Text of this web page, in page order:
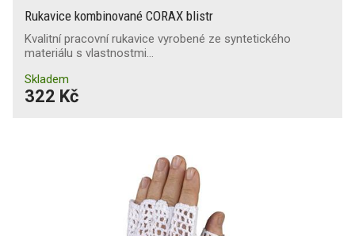
Rukavice kombinované CORAX blistr
Kvalitní pracovní rukavice vyrobené ze syntetického
materiálu s vlastnostmi…
Skladem
322 Kč